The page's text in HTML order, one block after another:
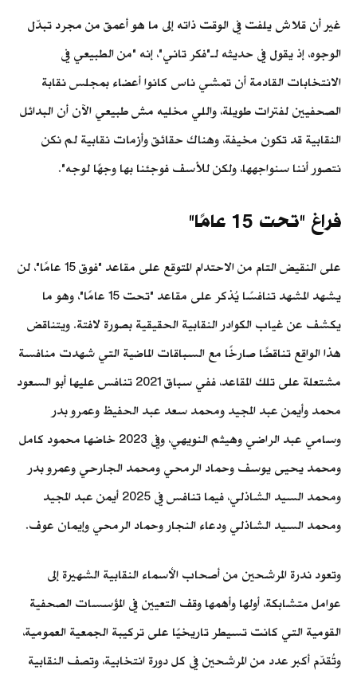
غير أن قلاش يلفت في الوقت ذاته إلى ما هو أعمق من مجرد تبدّل
الوجوه، إذ يقول في حديثه لـ"فكر تاني"، إنه "من الطبيعي في
الانتخابات القادمة أن تمشي ناس كانوا أعضاء بمجلس نقابة
الصحفيين لفترات طويلة، واللي مخليه مش طبيعي الآن أن البدائل
النقابية قد تكون مخيفة، وهناك حقائق وأزمات نقابية لم نكن
نتصور أننا سنواجهها، ولكن للأسف فوجئنا بها وجهًا لوجه".
فراغ "تحت 15 عامًا"
على النقيض التام من الاحتدام المتوقع على مقاعد "فوق 15 عامًا"، لن
يشهد المشهد تنافسًا يُذكر على مقاعد "تحت 15 عامًا"، وهو ما
يكشف عن غياب الكوادر النقابية الحقيقية بصورة لافتة. ويتناقض
هذا الواقع تناقضًا صارخًا مع السباقات الماضية التي شهدت منافسة
مشتعلة على تلك المقاعد، ففي سباق 2021 تنافس عليها أبو السعود
محمد وأيمن عبد المجيد ومحمد سعد عبد الحفيظ وعمرو بدر
وسامي عبد الراضي وهيثم النويهي، وفي 2023 خاضها محمود كامل
ومحمد يحيى يوسف وحماد الرمحي ومحمد الجارحي وعمرو بدر
ومحمد السيد الشاذلي، فيما تنافس في 2025 أيمن عبد المجيد
ومحمد السيد الشاذلي ودعاء النجار وحماد الرمحي وإيمان عوف.
وتعود ندرة المرشحين من أصحاب الأسماء النقابية الشهيرة إلى
عوامل متشابكة، أولها وأهمها وقف التعيين في المؤسسات الصحفية
القومية التي كانت تسيطر تاريخيًا على تركيبة الجمعية العمومية،
وتُقدّم أكبر عدد من المرشحين في كل دورة انتخابية، وتصف النقابية